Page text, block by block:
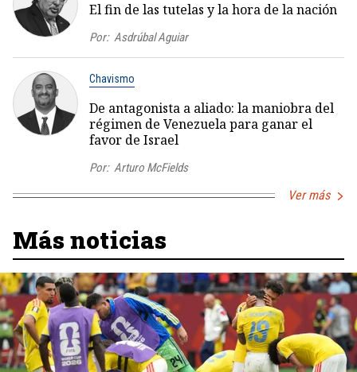
El fin de las tutelas y la hora de la nación
Por: Asdrúbal Aguiar
Chavismo
De antagonista a aliado: la maniobra del
régimen de Venezuela para ganar el
favor de Israel
Por: Arturo McFields
Ver más
Más noticias